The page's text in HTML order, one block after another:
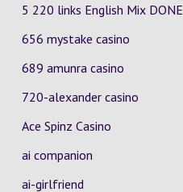
5 220 links English Mix DONE
656 mystake casino
689 amunra casino
720-alexander casino
Ace Spinz Casino
ai companion
ai-girlfriend